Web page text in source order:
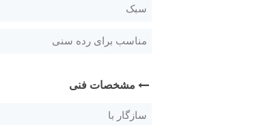
سبک
مناسب برای رده سنی
مشخصات فنی
سازگار با